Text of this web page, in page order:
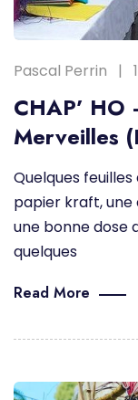
Pascal Perrin
CHAP’
Merveilles
Quelques
papier kraft, une
une bonne dose
quelques
Read More